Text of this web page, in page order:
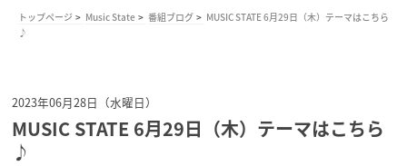
トップページ Music State 番組ブログ
MUSIC STATE 6月29日（木）テーマはこちら
♪
2023年06月28日（水曜日）
MUSIC STATE 6月29日（木）テーマはこちら
♪